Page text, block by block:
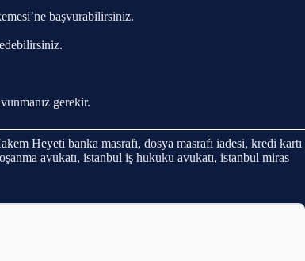
başvurabilirsiniz.
gerekir.
Heyeti banka masrafı, dosya masrafı iadesi, kredi kartı
avukatı, istanbul iş hukuku avukatı, istanbul miras